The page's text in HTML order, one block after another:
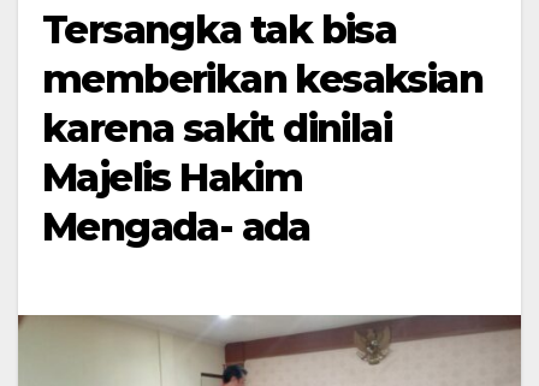
Tersangka tak bisa
memberikan kesaksian
karena sakit dinilai
Majelis Hakim
Mengada- ada